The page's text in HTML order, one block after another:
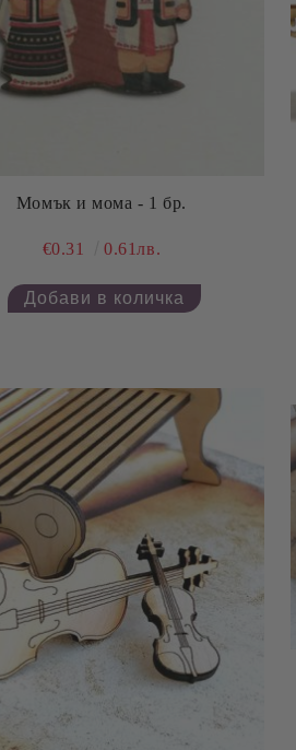
Момък и мома - 1 бр.
€0.31 0.61лв.